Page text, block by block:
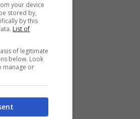
your device
stored by,
by this
List of
of legitimate
below. Look
manage or